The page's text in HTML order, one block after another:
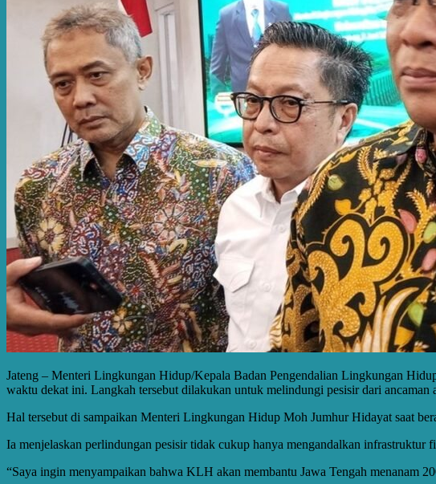
Jateng – Menteri Lingkungan Hidup/Kepala Badan Pengendalian Lingkungan
waktu dekat ini. Langkah tersebut dilakukan untuk melindungi pesisir dari ancaman
Hal tersebut di sampaikan Menteri Lingkungan Hidup Moh Jumhur Hidayat saat
Ia menjelaskan perlindungan pesisir tidak cukup hanya mengandalkan infrastruktur
“Saya ingin menyampaikan bahwa KLH akan membantu Jawa Tengah menanam